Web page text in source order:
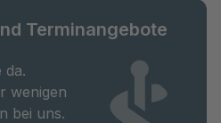
Terminangebote
da.
wenigen
bei uns.